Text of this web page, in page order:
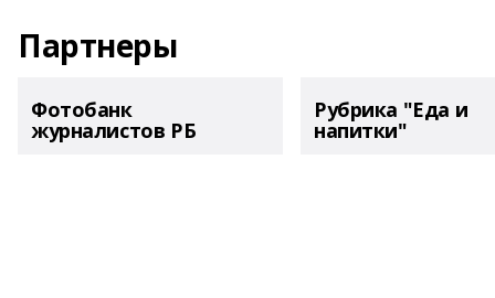
Партнеры
Фотобанк
журналистов РБ
Рубрика "Еда и
напитки"